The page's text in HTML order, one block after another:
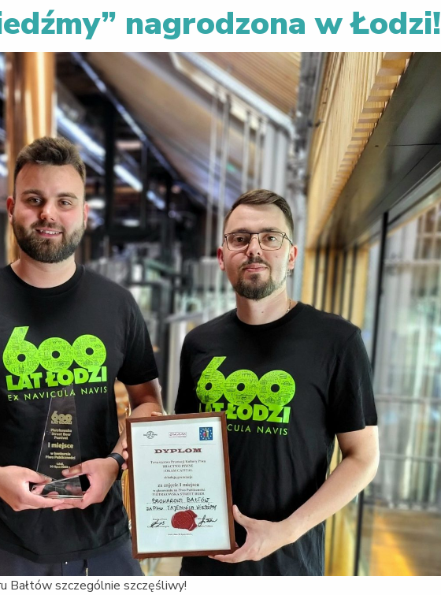
nagrodzona w Łodzi!
Bałtów szczególnie szczęśliwy!